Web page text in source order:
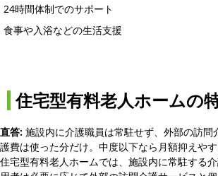
24時間体制でのサポート
食事や入浴などの生活支援
住宅型有料老人ホームの
直答: 施設内に介護職員は常駐せず、外部の訪問
護費は使った分だけ。中度以下なら月額抑えやす
住宅型有料老人ホームでは、施設内に常駐する